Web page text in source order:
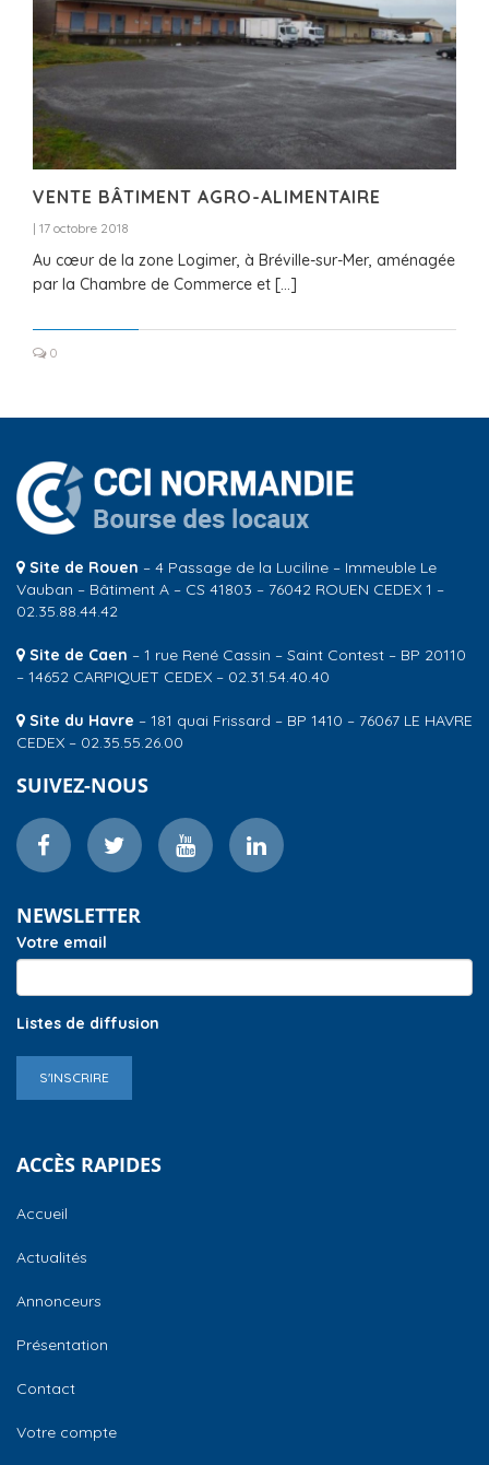
VENTE BÂTIMENT AGRO-ALIMENTAIRE
| 17 octobre 2018
Au cœur de la zone Logimer, à Bréville-sur-Mer, aménagée
par la Chambre de Commerce et […]
0
Site de Rouen – 4 Passage de la Luciline – Immeuble Le
Vauban – Bâtiment A – CS 41803 – 76042 ROUEN CEDEX 1 –
02.35.88.44.42
Site de Caen – 1 rue René Cassin – Saint Contest – BP 20110
– 14652 CARPIQUET CEDEX – 02.31.54.40.40
Site du Havre – 181 quai Frissard – BP 1410 – 76067 LE HAVRE
CEDEX – 02.35.55.26.00
SUIVEZ-NOUS
NEWSLETTER
Votre email
Listes de diffusion
S'INSCRIRE
ACCÈS RAPIDES
Accueil
Actualités
Annonceurs
Présentation
Contact
Votre compte